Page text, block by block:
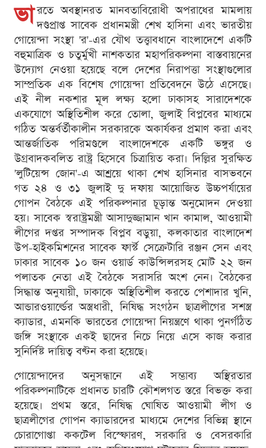
ভা রতে অবস্থানরত মানবতাবিরোধী অপরাধের মামলায়
দণ্ডপ্রাপ্ত সাবেক প্রধানমন্ত্রী শেখ হাসিনা এবং ভারতীয়
গোয়েন্দা সংস্থা 'র'-এর যৌথ তত্ত্বাবধানে বাংলাদেশে একটি
বহুমাত্রিক ও চতুর্মুখী নাশকতার মহাপরিকল্পনা বাস্তবায়নের
উদ্যোগ নেওয়া হয়েছে বলে দেশের নিরাপত্তা সংস্থাগুলোর
সাম্প্রতিক এক বিশেষ গোয়েন্দা প্রতিবেদনে উঠে এসেছে।
এই নীল নকশার মূল লক্ষ্য হলো ঢাকাসহ সারাদেশকে
একযোগে অস্থিতিশীল করে তোলা, জুলাই বিপ্লবের মাধ্যমে
গঠিত অন্তর্বর্তীকালীন সরকারকে অকার্যকর প্রমাণ করা এবং
আন্তর্জাতিক পরিমণ্ডলে বাংলাদেশকে একটি ভঙ্গুর ও
উগ্রবাদকবলিত রাষ্ট্র হিসেবে চিত্রায়িত করা। দিল্লির সুরক্ষিত
'লুটিয়েন্স জোন'-এ আশ্রয়ে থাকা শেখ হাসিনার বাসভবনে
গত ২৪ ও ৩১ জুলাই দু দফায় আয়োজিত উচ্চপর্যায়ের
গোপন বৈঠকে এই পরিকল্পনার চূড়ান্ত অনুমোদন দেওয়া
হয়। সাবেক স্বরাষ্ট্রমন্ত্রী আসাদুজ্জামান খান কামাল, আওয়ামী
লীগের দপ্তর সম্পাদক বিপ্লব বড়ুয়া, কলকাতার বাংলাদেশ
উপ-হাইকমিশনের সাবেক ফার্স্ট সেক্রেটারি রঞ্জন সেন এবং
ঢাকার সাবেক ১০ জন ওয়ার্ড কাউন্সিলরসহ মোট ২২ জন
পলাতক নেতা এই বৈঠকে সরাসরি অংশ নেন। বৈঠকের
সিদ্ধান্ত অনুযায়ী, ঢাকাকে অস্থিতিশীল করতে পেশাদার খুনি,
আন্ডারওয়ার্ল্ডের অস্ত্রধারী, নিষিদ্ধ সংগঠন ছাত্রলীগের সশস্ত্র
ক্যাডার, এমনকি ভারতের গোয়েন্দা নিয়ন্ত্রণে থাকা পুনর্গঠিত
জঙ্গি সংস্থাকে একই ছাদের নিচে নিয়ে এসে কাজ করার
সুনির্দিষ্ট দায়িত্ব বণ্টন করা হয়েছে।
গোয়েন্দাদের অনুসন্ধানে এই সম্ভাব্য অস্থিরতার
পরিকল্পনাটিকে প্রধানত চারটি কৌশলগত স্তরে বিভক্ত করা
হয়েছে। প্রথম স্তরে, নিষিদ্ধ ঘোষিত আওয়ামী লীগ ও
ছাত্রলীগের গোপন ক্যাডারদের মাধ্যমে দেশের বিভিন্ন স্থানে
চোরাগোপ্তা ককটেল বিস্ফোরণ, সরকারি ও বেসরকারি